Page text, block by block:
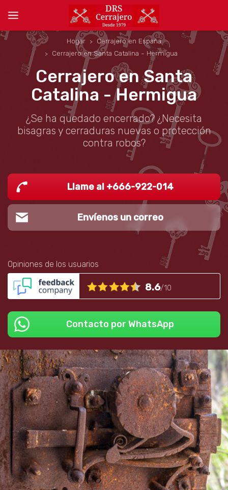
Hogar
Cerrajero en España
Cerrajero en Santa Catalina - Hermigua
Cerrajero en Santa
Catalina - Hermigua
¿Se ha quedado encerrado? ¿Necesita
bisagras y cerraduras nuevas o protección
contra robos?
Llame al +666-922-014
Envíenos un correo
Opiniones de los usuarios
8.6/10
Contacto por WhatsApp